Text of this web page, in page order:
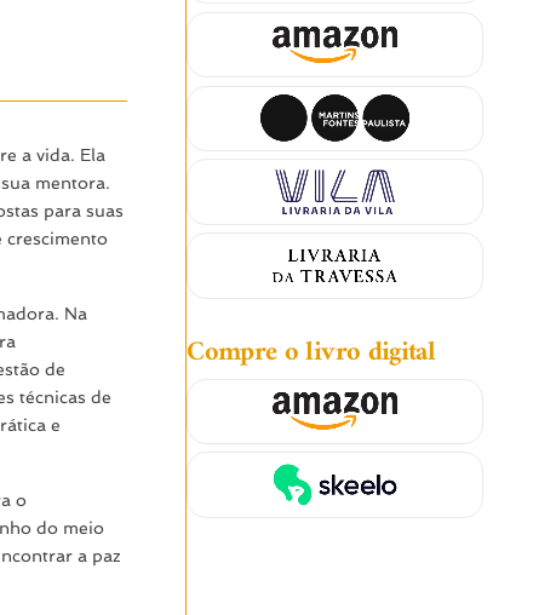
a vida. Ela
mentora.
para suas
crescimento
Na
de
técnicas de
e
o
do meio
a paz
Compre o livro digital